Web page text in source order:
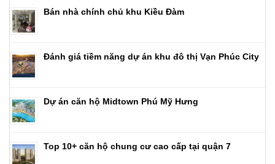
Bán nhà chính chủ khu Kiều Đàm
Đánh giá tiềm năng dự án khu đô thị Vạn Phúc City
Dự án căn hộ Midtown Phú Mỹ Hưng
Top 10+ căn hộ chung cư cao cấp tại quận 7